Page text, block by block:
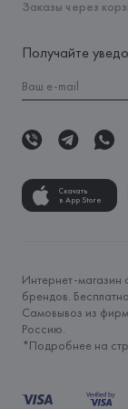
Заказы через
Получайте
Скачать
в App Store
Интернет-
брендов.
Самовывоз из
Россию.
*Подробнее на